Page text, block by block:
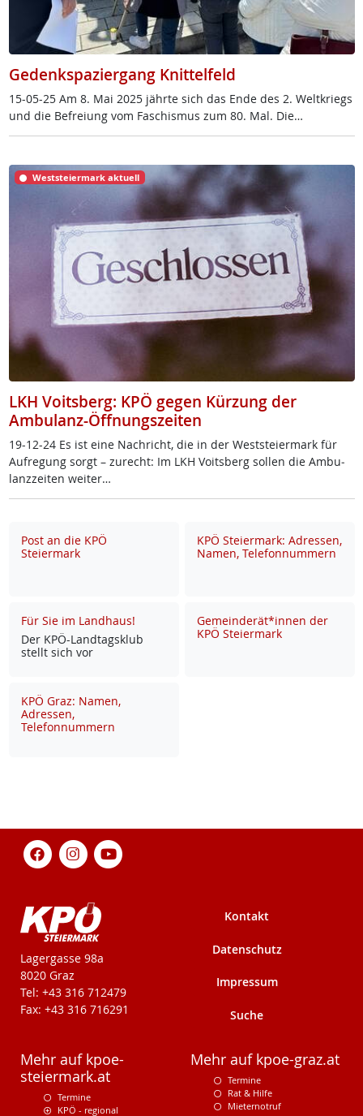
Gedenkspaziergang Knittelfeld
15-05-25 Am 8. Mai 2025 jähr­te sich das En­de des 2. Welt­kriegs
und die Be­f­rei­ung vom Fa­schis­mus zum 80. Mal. Die…
Weststeiermark aktuell
LKH Voitsberg: KPÖ gegen Kürzung der
Ambulanz-Öffnungszeiten
19-12-24 Es ist ei­ne Nach­richt, die in der West­s­tei­er­mark für
Auf­re­gung sorgt – zu­recht: Im LKH Voits­berg sol­len die Am­bu­
lanz­zei­ten wei­ter…
Post an die KPÖ
Steiermark
KPÖ Steiermark: Adressen,
Namen, Telefonnummern
Für Sie im Landhaus!
Der KPÖ-Land­tags­klub
stellt sich vor
Gemeinderät*innen der
KPÖ Steiermark
KPÖ Graz: Namen,
Adressen,
Telefonnummern
KPÖ-Steiermark
Lagergasse 98a
8020 Graz
Tel: +43 316 712479
Fax: +43 316 716291
Kontakt
Datenschutz
Impressum
Suche
Mehr auf kpoe-
steiermark.at
Termine
KPÖ - regional
Mehr auf kpoe-graz.at
Termine
Rat & Hilfe
Mieternotruf